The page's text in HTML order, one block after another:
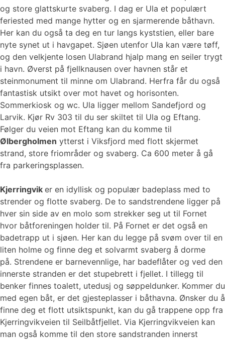
og store glattskurte svaberg. I dag er Ula et populært
feriested med mange hytter og en sjarmerende båthavn.
Her kan du også ta deg en tur langs kyststien, eller bare
nyte synet ut i havgapet. Sjøen utenfor Ula kan være tøff,
og den velkjente losen Ulabrand hjalp mang en seiler trygt
i havn. Øverst på fjellknausen over havnen står et
steinmonument til minne om Ulabrand. Herfra får du også
fantastisk utsikt over mot havet og horisonten.
Sommerkiosk og wc. Ula ligger mellom Sandefjord og
Larvik. Kjør Rv 303 til du ser skiltet til Ula og Eftang.
Følger du veien mot Eftang kan du komme til
Ølbergholmen ytterst i Viksfjord med flott skjermet
strand, store friområder og svaberg. Ca 600 meter å gå
fra parkeringsplassen.
Kjerringvik er en idyllisk og populær badeplass med to
strender og flotte svaberg. De to sandstrendene ligger på
hver sin side av en molo som strekker seg ut til Fornet
hvor båtforeningen holder til. På Fornet er det også en
badetrapp ut i sjøen. Her kan du legge på svøm over til en
liten holme og finne deg et solvarmt svaberg å dorme
på. Strendene er barnevennlige, har badeflåter og ved den
innerste stranden er det stupebrett i fjellet. I tillegg til
benker finnes toalett, utedusj og søppeldunker. Kommer du
med egen båt, er det gjesteplasser i båthavna. Ønsker du å
finne deg et flott utsiktspunkt, kan du gå trappene opp fra
Kjerringvikveien til Seilbåtfjellet. Via Kjerringvikveien kan
man også komme til den store sandstranden innerst